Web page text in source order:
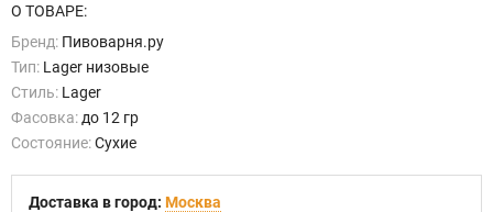
О ТОВАРЕ:
Бренд: Пивоварня.ру
Тип: Lager низовые
Стиль: Lager
Фасовка: до 12 гр
Состояние:Сухие
Доставка в город: Москва